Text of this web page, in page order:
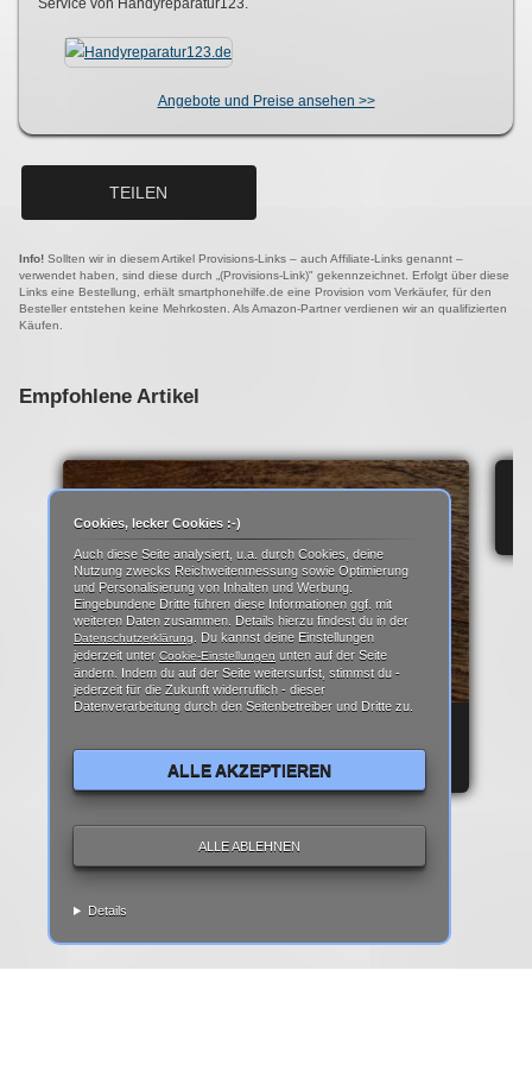
Service von Handyreparatur123.
Angebote und Preise ansehen >>
TEILEN
Info! Sollten wir in diesem Artikel Provisions-Links – auch Affiliate-Links genannt –
verwendet haben, sind diese durch „(Provisions-Link)" gekennzeichnet. Erfolgt über diese
Links eine Bestellung, erhält smartphonehilfe.de eine Provision vom Verkäufer, für den
Besteller entstehen keine Mehrkosten. Als Amazon-Partner verdienen wir an qualifizierten
Käufen.
Empfohlene Artikel
REPARATUR ANLEITUNG | TEARDOWN
Cookies, lecker Cookies :-)
Auch diese Seite analysiert, u.a. durch Cookies, deine
Nutzung zwecks Reichweitenmessung sowie Optimierung
und Personalisierung von Inhalten und Werbung.
Eingebundene Dritte führen diese Informationen ggf. mit
weiteren Daten zusammen. Details hierzu findest du in der
Datenschutzerklärung
. Du kannst deine Einstellungen
jederzeit unter Cookie-Einstellungen unten auf der Seite
ändern. Indem du auf der Seite weitersurfst, stimmst du -
jederzeit für die Zukunft widerruflich - dieser
Datenverarbeitung durch den Seitenbetreiber und Dritte zu.
ALLE AKZEPTIEREN
ALLE ABLEHNEN
Details